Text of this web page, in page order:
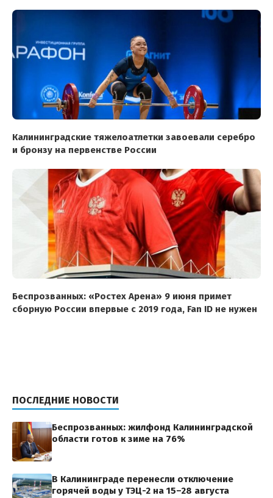
Калининградские тяжелоатлетки завоевали серебро
и бронзу на первенстве России
Беспрозванных: «Ростех Арена» 9 июня примет
сборную России впервые с 2019 года, Fan ID не нужен
ПОСЛЕДНИЕ НОВОСТИ
Беспрозванных: жилфонд Калининградской
области готов к зиме на 76%
В Калининграде перенесли отключение
горячей воды у ТЭЦ-2 на 15–28 августа